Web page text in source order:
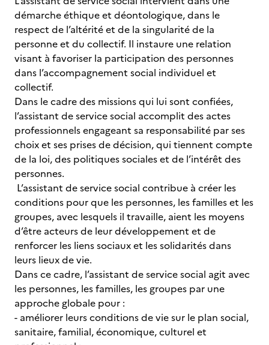
démarche éthique et déontologique, dans le
respect de l’altérité et de la singularité de la
personne et du collectif. Il instaure une relation
visant à favoriser la participation des personnes
dans l’accompagnement social individuel et
collectif.
Dans le cadre des missions qui lui sont confiées,
l’assistant de service social accomplit des actes
professionnels engageant sa responsabilité par ses
choix et ses prises de décision, qui tiennent compte
de la loi, des politiques sociales et de l’intérêt des
personnes.
L’assistant de service social contribue à créer les
conditions pour que les personnes, les familles et les
groupes, avec lesquels il travaille, aient les moyens
d’être acteurs de leur développement et de
renforcer les liens sociaux et les solidarités dans
leurs lieux de vie.
Dans ce cadre, l’assistant de service social agit avec
les personnes, les familles, les groupes par une
approche globale pour :
- améliorer leurs conditions de vie sur le plan social,
sanitaire, familial, économique, culturel et